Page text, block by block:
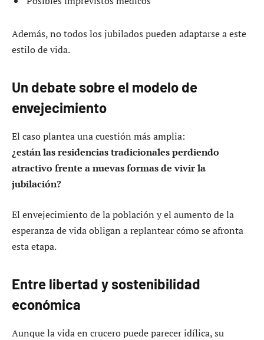
Además, no todos los jubilados pueden adaptarse a este
estilo de vida.
Un debate sobre el modelo de
envejecimiento
El caso plantea una cuestión más amplia:
¿están las residencias tradicionales perdiendo
atractivo frente a nuevas formas de vivir la
jubilación?
El envejecimiento de la población y el aumento de la
esperanza de vida obligan a replantear cómo se afronta
esta etapa.
Entre libertad y sostenibilidad
económica
Aunque la vida en crucero puede parecer idílica, su